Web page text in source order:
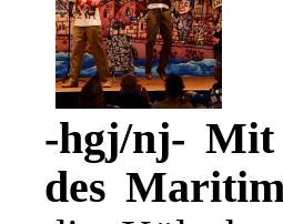
-hgj/nj- Mit
des